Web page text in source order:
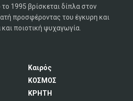
1995 βρίσκεται δίπλα στον
προσφέροντας του έγκυρη και
ποιοτική ψυχαγωγία.
Καιρός
ΚΟΣΜΟΣ
ΚΡΗΤΗ